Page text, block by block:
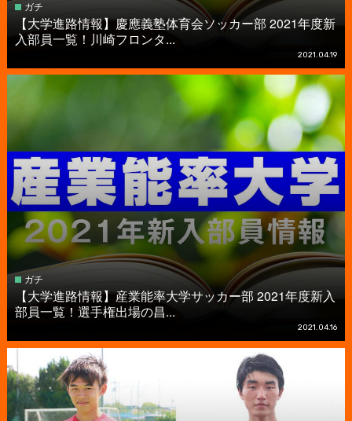
ガチ
【大学進路情報】慶應義塾体育会ソッカー部 2021年度新
入部員一覧！川崎フロンタ...
2021.04.19
ガチ
【大学進路情報】産業能率大学サッカー部 2021年度新入
部員一覧！選手権出場の昌...
2021.04.16